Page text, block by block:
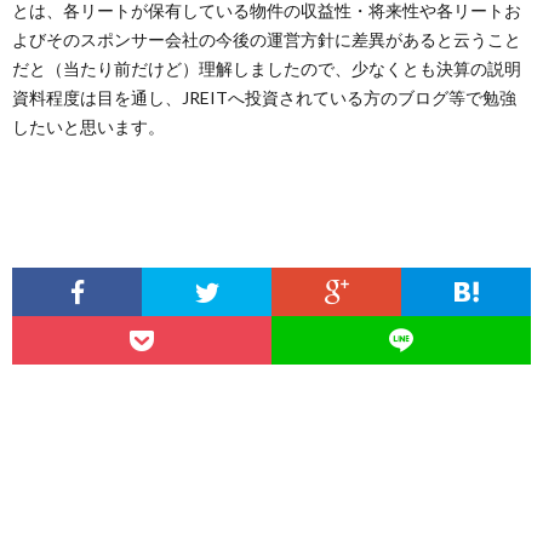
とは、各リートが保有している物件の収益性・将来性や各リートお
よびそのスポンサー会社の今後の運営方針に差異があると云うこと
だと（当たり前だけど）理解しましたので、少なくとも決算の説明
資料程度は目を通し、JREITへ投資されている方のブログ等で勉強
したいと思います。